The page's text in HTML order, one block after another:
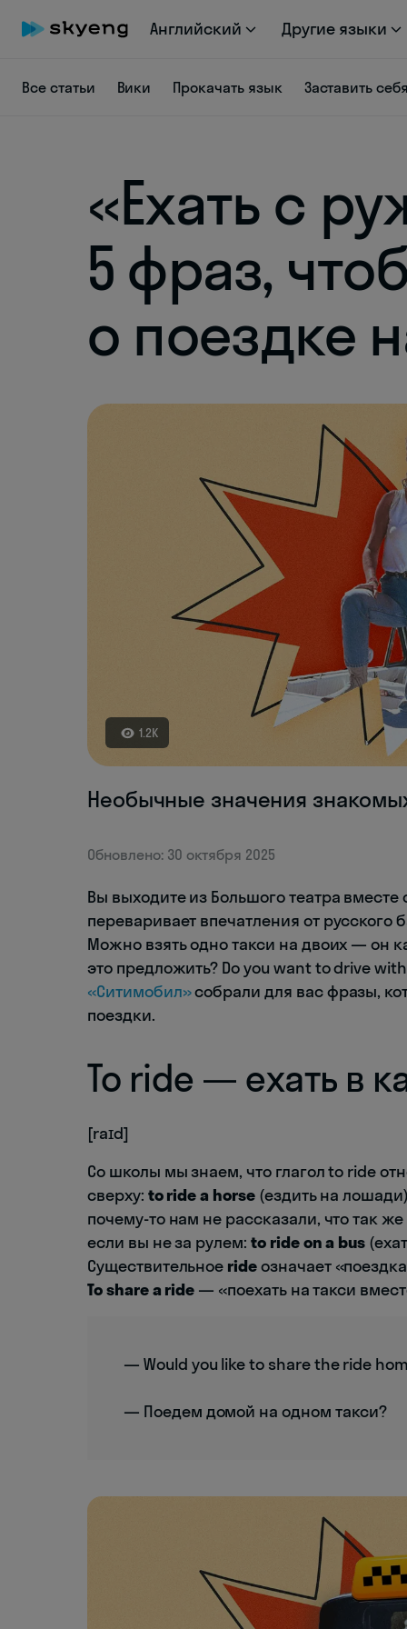
Английский Другие языки
Все статьи Вики Прокачать язык Заставить себя
«Ехать с
5 фраз,
о поездке
1.2K
Необычные значения
Обновлено: 30 октября 2025
Вы выходите из Большого театра
переваривает впечатления от русского
Можно взять одно такси на двоих — он
это предложить? Do you want to drive
«Ситимобил»собрали для вас фразы,
поездки.
To ride — ехать в
[raɪd]
Со школы мы знаем, что глагол to ride
сверху: to ride a horse (ездить на
почему-то нам не рассказали, что так
если вы не за рулем: to ride on a bus
Существительное rideозначает
To share a ride — «поехать на такси
— Would you like to share the ride
— Поедем домой на одном такси?